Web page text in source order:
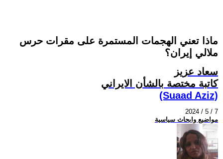
ماذا تعني الهجمات المستمرة على مقرات حرس
ملالي إيران؟
سعاد عزيز
کاتبة مختصة بالشأن الايراني
(Suaad Aziz)
2024 / 5 / 7
مواضيع وابحاث سياسية